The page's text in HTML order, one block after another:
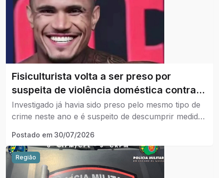
Fisiculturista volta a ser preso por
suspeita de violência doméstica contra
ex-companheira em Uberlândia.
Investigado já havia sido preso pelo mesmo tipo de
crime neste ano e é suspeito de descumprir medida
Postado em 30/07/2026
Região